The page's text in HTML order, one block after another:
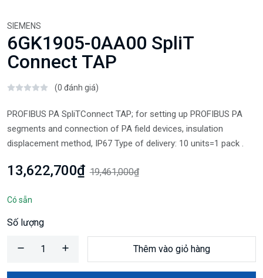
SIEMENS
6GK1905-0AA00 SpliT
Connect TAP
(0 đánh giá)
PROFIBUS PA SpliTConnect TAP; for setting up PROFIBUS PA
segments and connection of PA field devices, insulation
displacement method, IP67 Type of delivery: 10 units=1 pack .
13,622,700₫ 19,461,000₫
Có sẵn
Số lượng
Thêm vào giỏ hàng